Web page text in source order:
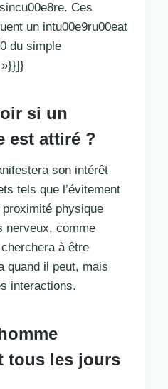
Ces
un intu00e9ru00eat
du simple
si un
est attiré ?
son intérêt
tels que l’évitement
physique
nerveux, comme
à être
quand il peut, mais
interactions.
tous les jours